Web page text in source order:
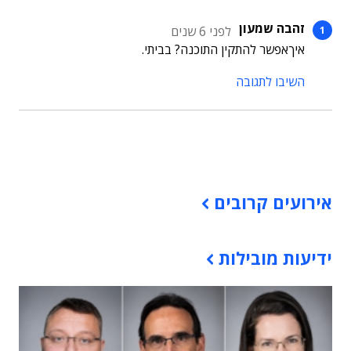
זהבה שמעון לפני 6 שנים
איךאפשר להתקין התוכנה? בביתי.
השיבו לתגובה
אירועים קרובים
ידיעות מובילות